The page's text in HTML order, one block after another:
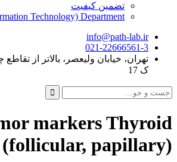
تضمین کیفیت
Technology) Department
info@path-lab.ir
021-22666561-3
تهران، خیابان ولیعصر، بالاتر از
ک 17
جست
و
برای:
markers Thyroid
(follicular, papillary)